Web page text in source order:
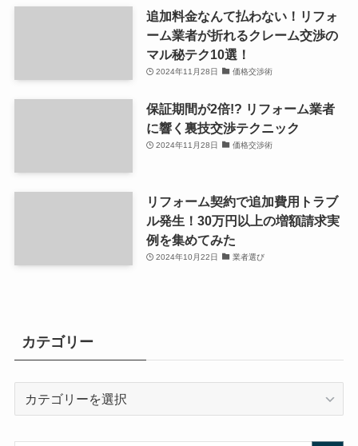
追加料金なんて払わない！リフォ
ーム業者が折れるクレーム交渉の
マル秘テク10選！
2024年11月28日 価格交渉術
保証期間が2倍!? リフォーム業者
に響く裏技交渉テクニック
2024年11月28日 価格交渉術
リフォーム契約で追加費用トラブ
ル発生！30万円以上の増額請求実
例を集めてみた
2024年10月22日 業者選び
カテゴリー